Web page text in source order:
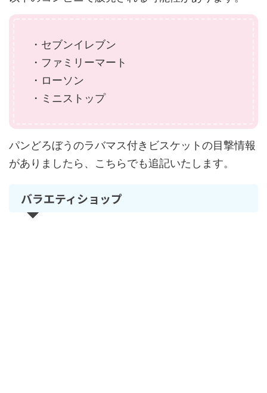
・セブンイレブン
・ファミリーマート
・ローソン
・ミニストップ
パンどろぼうのラバマス付きビスケットの目撃情報
がありましたら、こちらでも追記いたします。
バラエティショップ